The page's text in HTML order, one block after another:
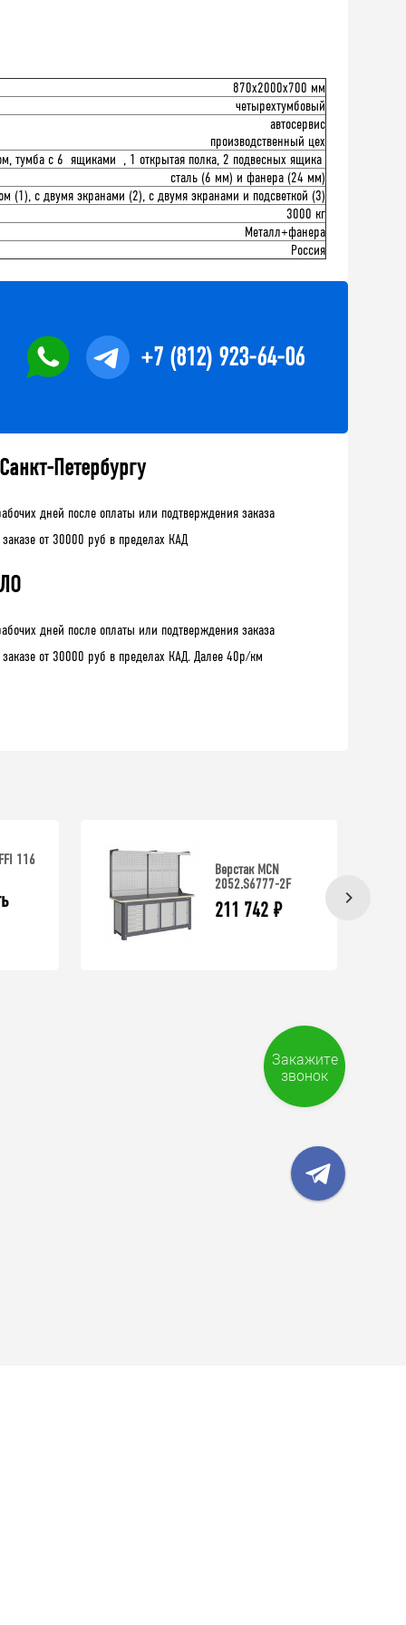
870x2000x700 мм
четырехтумбовый
автосервис
производственный цех
тумба с 6 ящиками , 1 открытая полка, 2 подвесных ящика
сталь (6 мм) и фанера (24 мм)
(1), с двумя экранами (2), с двумя экранами и подсветкой (3)
3000 кг
Металл+фанера
Россия
+7 (812) 923-64-06
Петербургу
дней после оплаты или подтверждения заказа
от 30000 руб в пределах КАД
дней после оплаты или подтверждения заказа
заказе от 30000 руб в пределах КАД. Далее 40р/км
116
Верстак MCN
2052.S6777-2F
211 742 ₽
Закажите
звонок